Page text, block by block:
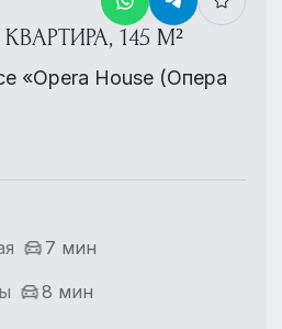
145 М²
«Opera House (Опера
7 мин
8 мин